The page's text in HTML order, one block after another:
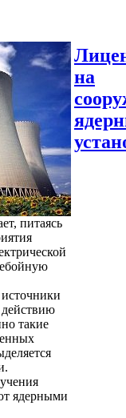
питаясь
действию
такие
ядерными
на